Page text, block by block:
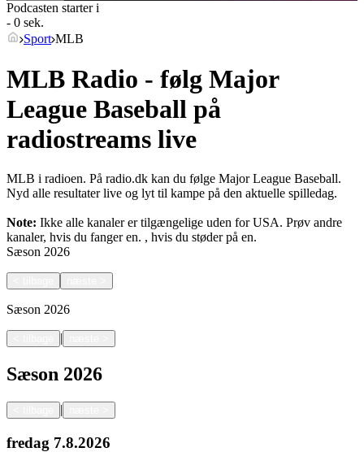
Podcasten starter i
- 0 sek.
Sport MLB
MLB Radio - følg Major
League Baseball på
radiostreams live
MLB i radioen. På radio.dk kan du følge Major League Baseball.
Nyd alle resultater live og lyt til kampe på den aktuelle spilledag.
Note: Ikke alle kanaler er tilgængelige uden for USA. Prøv andre
kanaler, hvis du fanger en. , hvis du støder på en.
Sæson 2026
Sæson 2026
|
Sæson 2026
|
fredag 7.8.2026